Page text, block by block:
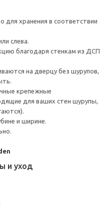
для хранения в соответствии
слева.
благодаря стенкам из ДСП
на дверцу без шурупов,
крепежные
для ваших стен шурупы,
и ширине.
и уход